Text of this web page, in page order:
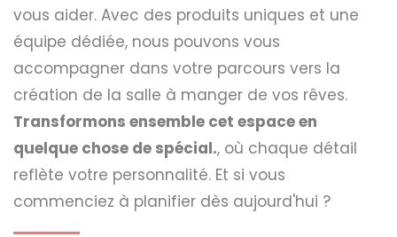
vous aider. Avec des produits uniques et une
équipe dédiée, nous pouvons vous
accompagner dans votre parcours vers la
création de la salle à manger de vos rêves.
Transformons ensemble cet espace en
quelque chose de spécial., où chaque détail
reflète votre personnalité. Et si vous
commenciez à planifier dès aujourd'hui ?